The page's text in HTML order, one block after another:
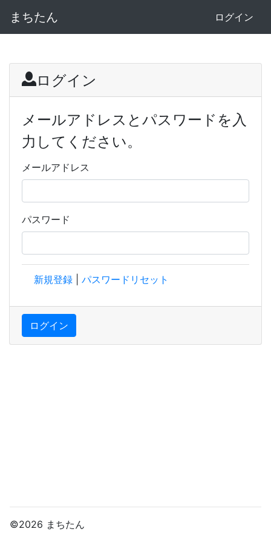
まちたん ログイン
ログイン
メールアドレスとパスワードを入
力してください。
メールアドレス
パスワード
新規登録 パスワードリセット
ログイン
©2026 まちたん